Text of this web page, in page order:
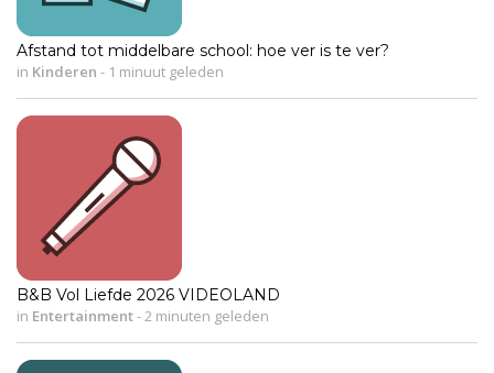
Afstand tot middelbare school: hoe ver is te ver?
in Kinderen - 1 minuut geleden
B&B Vol Liefde 2026 VIDEOLAND
in Entertainment-2 minuten geleden